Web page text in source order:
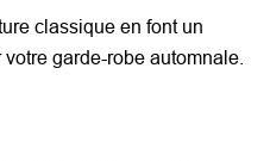
classique en font un
garde-robe automnale.